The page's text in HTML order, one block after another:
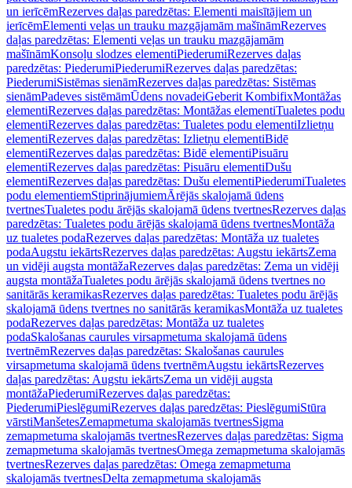
un ierīcēmRezerves daļas paredzētas: Elementi maisītājiem un
ierīcēmElementi veļas un trauku mazgājamām mašīnāmRezerves
daļas paredzētas: Elementi veļas un trauku mazgājamām
mašīnāmKonsoļu slodzes elementiPiederumiRezerves daļas
paredzētas: PiederumiPiederumiRezerves daļas paredzētas:
PiederumiSistēmas sienāmRezerves daļas paredzētas: Sistēmas
sienāmPadeves sistēmāmŪdens novadeiGeberit KombifixMontāžas
elementiRezerves daļas paredzētas: Montāžas elementiTualetes podu
elementiRezerves daļas paredzētas: Tualetes podu elementiIzlietņu
elementiRezerves daļas paredzētas: Izlietņu elementiBidē
elementiRezerves daļas paredzētas: Bidē elementiPisuāru
elementiRezerves daļas paredzētas: Pisuāru elementiDušu
elementiRezerves daļas paredzētas: Dušu elementiPiederumiTualetes
podu elementiemStiprinājumiemĀrējās skalojamā ūdens
tvertnesTualetes podu ārējās skalojamā ūdens tvertnesRezerves daļas
paredzētas: Tualetes podu ārējās skalojamā ūdens tvertnesMontāža
uz tualetes podaRezerves daļas paredzētas: Montāža uz tualetes
podaAugstu iekārtsRezerves daļas paredzētas: Augstu iekārtsZema
un vidēji augsta montāžaRezerves daļas paredzētas: Zema un vidēji
augsta montāžaTualetes podu ārējās skalojamā ūdens tvertnes no
sanitārās keramikasRezerves daļas paredzētas: Tualetes podu ārējās
skalojamā ūdens tvertnes no sanitārās keramikasMontāža uz tualetes
podaRezerves daļas paredzētas: Montāža uz tualetes
podaSkalošanas caurules virsapmetuma skalojamā ūdens
tvertnēmRezerves daļas paredzētas: Skalošanas caurules
virsapmetuma skalojamā ūdens tvertnēmAugstu iekārtsRezerves
daļas paredzētas: Augstu iekārtsZema un vidēji augsta
montāžaPiederumiRezerves daļas paredzētas:
PiederumiPieslēgumiRezerves daļas paredzētas: PieslēgumiStūra
vārstiManšetesZemapmetuma skalojamās tvertnesSigma
zemapmetuma skalojamās tvertnesRezerves daļas paredzētas: Sigma
zemapmetuma skalojamās tvertnesOmega zemapmetuma skalojamās
tvertnesRezerves daļas paredzētas: Omega zemapmetuma
skalojamās tvertnesDelta zemapmetuma skalojamās